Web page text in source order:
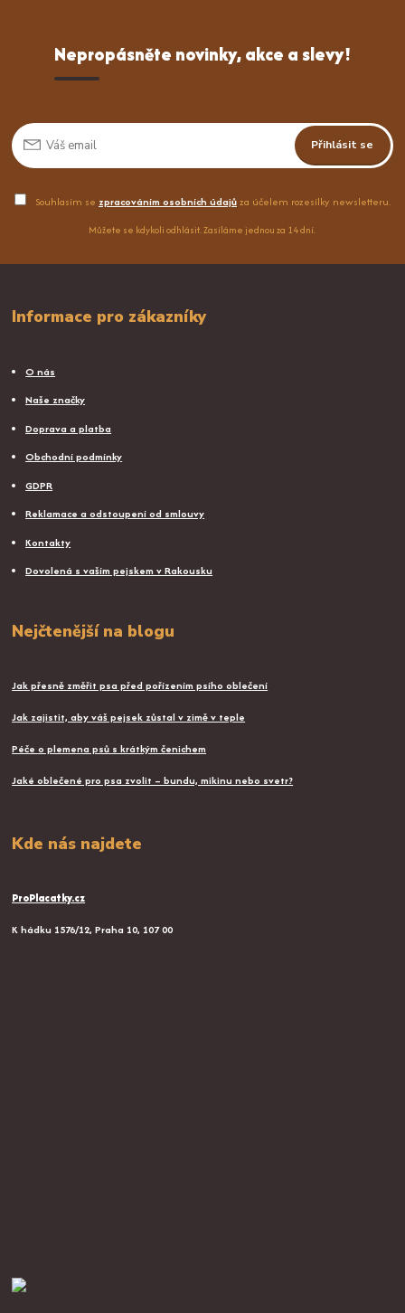
Nepropásněte novinky, akce a slevy!
Přihlásit se
Souhlasím se zpracováním osobních údajůza účelem rozesílky newsletteru.
Můžete se kdykoli odhlásit. Zasíláme jednou za 14 dní.
Informace pro zákazníky
O nás
Naše značky
Doprava a platba
Obchodní podmínky
GDPR
Reklamace a odstoupení od smlouvy
Kontakty
Dovolená s vaším pejskem v Rakousku
Nejčtenější na blogu
Jak přesně změřit psa před pořízením psího oblečení
Jak zajistit, aby váš pejsek zůstal v zimě v teple
Péče o plemena psů s krátkým čenichem
Jaké oblečené pro psa zvolit – bundu, mikinu nebo svetr?
Kde nás najdete
ProPlacatky.cz
K hádku 1576/12, Praha 10, 107 00